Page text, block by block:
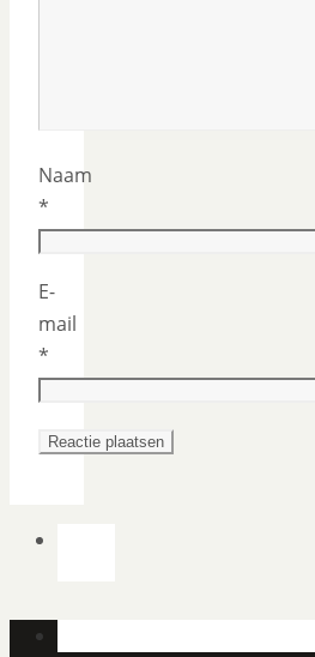
Naam
*
E-
mail
*